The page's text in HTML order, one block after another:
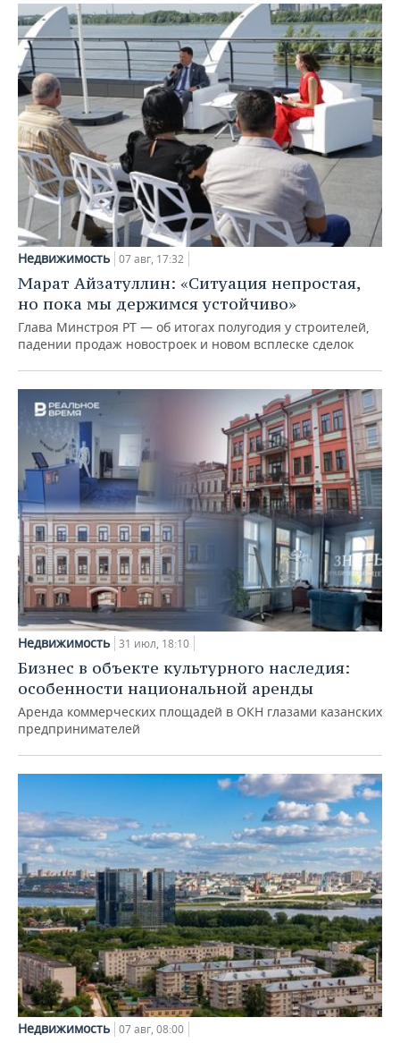
Недвижимость 07 авг, 17:32
Марат Айзатуллин: «Ситуация непростая,
но пока мы держимся устойчиво»
Глава Минстроя РТ — об итогах полугодия у строителей,
падении продаж новостроек и новом всплеске сделок
Недвижимость 31 июл, 18:10
Бизнес в объекте культурного наследия:
особенности национальной аренды
Аренда коммерческих площадей в ОКН глазами казанских
предпринимателей
Недвижимость 07 авг, 08:00